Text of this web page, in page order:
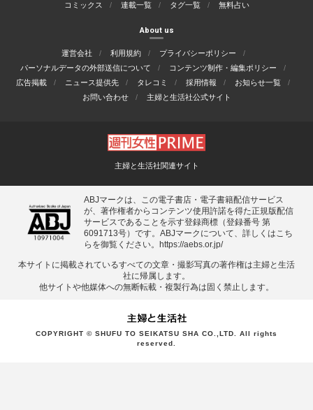
コミックス
連載一覧 タグ一覧 無料占い
About us
運営会社 利用規約
プライバシーポリシー
パーソナルデータの外部送信について
コンテンツ制作・編集ポリシー
広告掲載
ニュース提供先 タレコミ 採用情報
お知らせ一覧
お問い合わせ
主婦と生活社公式サイト
主婦と生活社関連サイト
ABJマークは、この電子書店・電子書籍配信サービス
が、著作権者からコンテンツ使用許諾を得た正規版配信
サービスであることを示す登録商標（登録番号 第
6091713号）です。ABJマークについて、詳しくはこち
らを御覧ください。
https://aebs.or.jp/
本サイトに掲載されているすべての⽂章・撮影写真の著作権は主婦と⽣活
社に帰属します。
他サイトや他媒体への無断転載・複製⾏為は固く禁⽌します。
COPYRIGHT © SHUFU TO SEIKATSU SHA CO.,LTD. All rights
reserved.